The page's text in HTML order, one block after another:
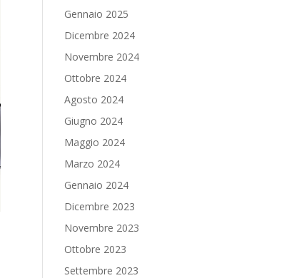
Gennaio 2025
Dicembre 2024
Novembre 2024
Ottobre 2024
Agosto 2024
Giugno 2024
Maggio 2024
Marzo 2024
Gennaio 2024
Dicembre 2023
Novembre 2023
Ottobre 2023
Settembre 2023